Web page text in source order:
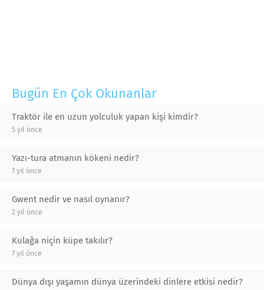
Bugün En Çok Okunanlar
Traktör ile en uzun yolculuk yapan kişi kimdir?
5 yıl önce
Yazı-tura atmanın kökeni nedir?
7 yıl önce
Gwent nedir ve nasıl oynanır?
2 yıl önce
Kulağa niçin küpe takılır?
7 yıl önce
Dünya dışı yaşamın dünya üzerindeki dinlere etkisi nedir?